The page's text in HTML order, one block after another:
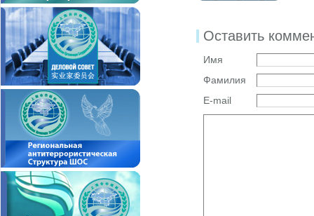
Оставить
Имя
Фамилия
E-mail